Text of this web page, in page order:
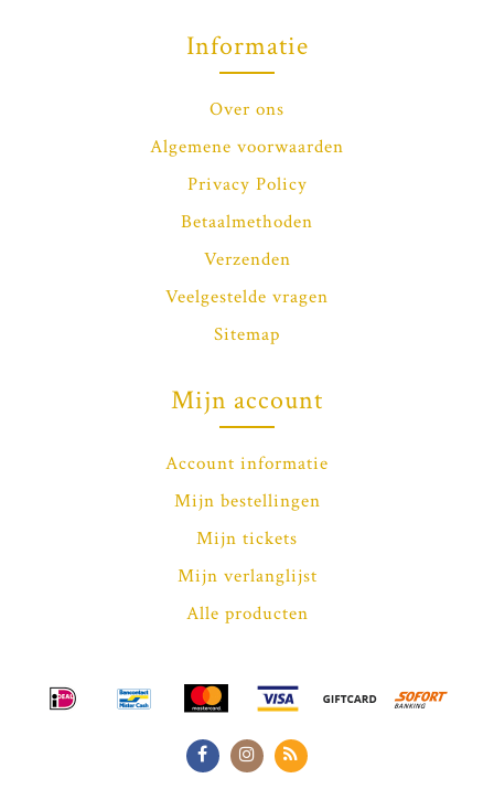
Informatie
Over ons
Algemene voorwaarden
Privacy Policy
Betaalmethoden
Verzenden
Veelgestelde vragen
Sitemap
Mijn account
Account informatie
Mijn bestellingen
Mijn tickets
Mijn verlanglijst
Alle producten